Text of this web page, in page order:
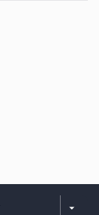
arrow_drop_down